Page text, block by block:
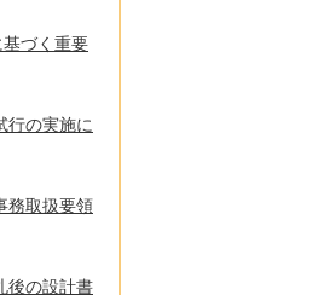
づく重要
行の実施に
務取扱要領
後の設計書